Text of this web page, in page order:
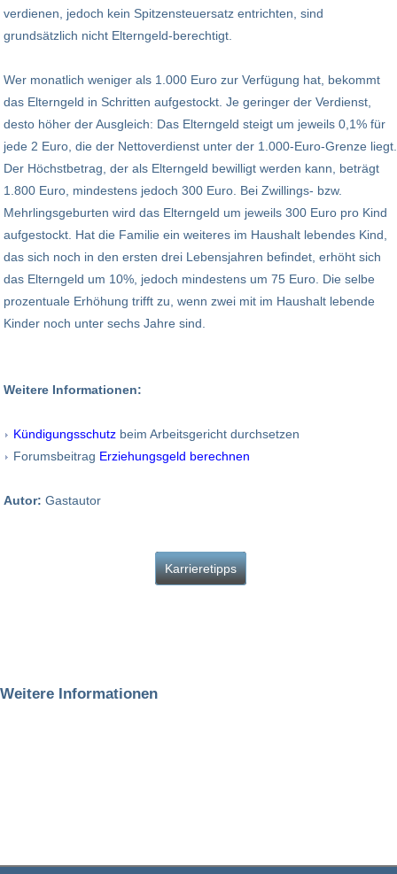
verdienen, jedoch kein Spitzensteuersatz entrichten, sind
grundsätzlich nicht Elterngeld-berechtigt.
Wer monatlich weniger als 1.000 Euro zur Verfügung hat, bekommt
das Elterngeld in Schritten aufgestockt. Je geringer der Verdienst,
desto höher der Ausgleich: Das Elterngeld steigt um jeweils 0,1% für
jede 2 Euro, die der Nettoverdienst unter der 1.000-Euro-Grenze liegt.
Der Höchstbetrag, der als Elterngeld bewilligt werden kann, beträgt
1.800 Euro, mindestens jedoch 300 Euro. Bei Zwillings- bzw.
Mehrlingsgeburten wird das Elterngeld um jeweils 300 Euro pro Kind
aufgestockt. Hat die Familie ein weiteres im Haushalt lebendes Kind,
das sich noch in den ersten drei Lebensjahren befindet, erhöht sich
das Elterngeld um 10%, jedoch mindestens um 75 Euro. Die selbe
prozentuale Erhöhung trifft zu, wenn zwei mit im Haushalt lebende
Kinder noch unter sechs Jahre sind.
Weitere Informationen:
Kündigungsschutz beim Arbeitsgericht durchsetzen
Forumsbeitrag Erziehungsgeld berechnen
Autor: Gastautor
Karrieretipps
Weitere Informationen